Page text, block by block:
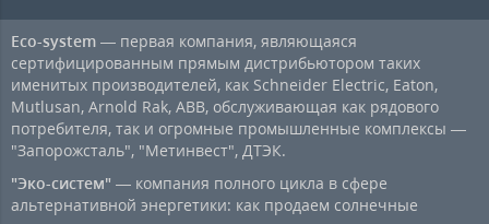
Eco-system — первая компания, являющаяся
сертифицированным прямым дистрибьютором таких
именитых производителей, как Schneider Electric, Eaton,
Mutlusan, Arnold Rak, ABB, обслуживающая как рядового
потребителя, так и огромные промышленные комплексы —
"Запорожсталь", "Метинвест", ДТЭК.
"Эко-систем" — компания полного цикла в сфере
альтернативной энергетики: как продаем солнечные